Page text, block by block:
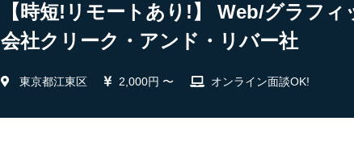
【時短!リモートあり!】 Web/グラフ
会社クリーク・アンド・リバー社
東京都江東区 2,000円 〜 オンライン面談OK!